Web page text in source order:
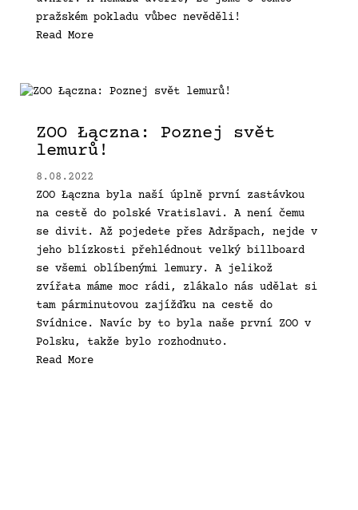
pražském pokladu vůbec nevěděli!
Read More
ZOO Łączna: Poznej svět
lemurů!
8.08.2022
ZOO Łączna byla naší úplně první zastávkou
na cestě do polské Vratislavi. A není čemu
se divit. Až pojedete přes Adršpach, nejde v
jeho blízkosti přehlédnout velký billboard
se všemi oblíbenými lemury. A jelikož
zvířata máme moc rádi, zlákalo nás udělat si
tam párminutovou zajížďku na cestě do
Svídnice. Navíc by to byla naše první ZOO v
Polsku, takže bylo rozhodnuto.
Read More